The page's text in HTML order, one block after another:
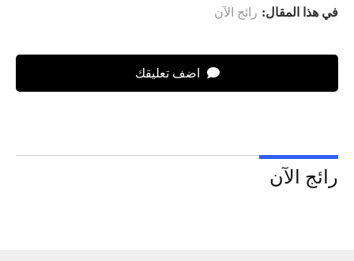
في هذا المقال: رائج الآن
اضف تعليقك
رائج الآن